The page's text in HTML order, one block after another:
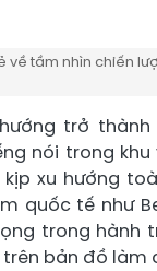
về tầm nhìn chiến
trở
nói trong khu
xu hướng
quốc tế như
trong hành
bản đồ làm